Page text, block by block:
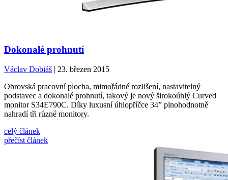
Dokonalé prohnutí
Václav Dobiáš | 23. březen 2015
Obrovská pracovní plocha, mimořádné rozlišení, nastavitelný
podstavec a dokonalé prohnutí, takový je nový širokoúhlý Curved
monitor S34E790C. Díky luxusní úhlopříčce 34” plnohodnotně
nahradí tři různé monitory.
celý článek
přečíst článek